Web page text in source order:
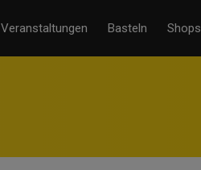
Veranstaltungen Basteln Shops